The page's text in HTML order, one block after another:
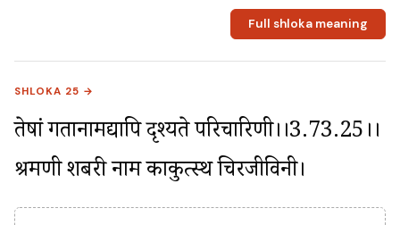
Full shloka meaning
SHLOKA 25 →
तेषां गतानामद्यापि दृश्यते परिचारिणी।।3.73.25।।
श्रमणी शबरी नाम काकुत्स्थ चिरजीविनी।